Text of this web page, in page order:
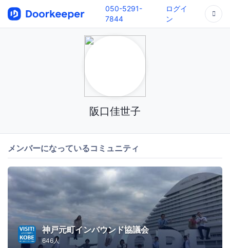
050-5291-
7844
ログイ
ン
阪口佳世子
メンバーになっているコミュニティ
神戸元町インバウンド協議会
646人